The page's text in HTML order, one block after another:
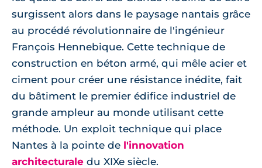
surgissent alors dans le paysage nantais grâce
au procédé révolutionnaire de l'ingénieur
François Hennebique. Cette technique de
construction en béton armé, qui mêle acier et
ciment pour créer une résistance inédite, fait
du bâtiment le premier édifice industriel de
grande ampleur au monde utilisant cette
méthode. Un exploit technique qui place
Nantes à la pointe de l'innovation
architecturale du XIXe siècle.